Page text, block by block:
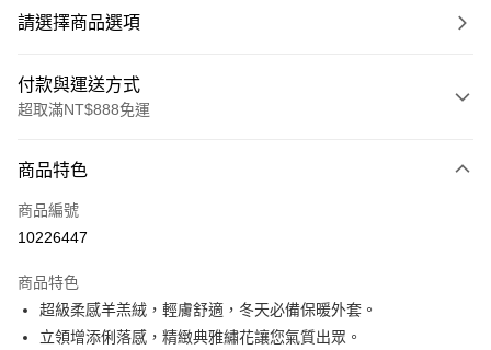
請選擇商品選項
付款與運送方式
超取滿NT$888免運
信用卡一次付款
超商取貨付款
Apple Pay
街口支付
商品特色
商品編號
10226447
商品特色
超級柔感羊羔絨，輕膚舒適，冬天必備保暖外套。
立領增添俐落感，精緻典雅繡花讓您氣質出眾。